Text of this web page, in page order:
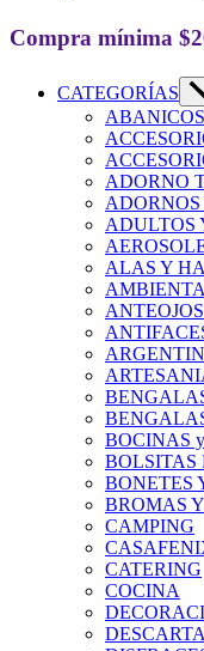
Compra mínima
CATEGORÍAS
ADORNO
ADORNOS
ADULTOS
ALAS Y
BOCINAS
BOLSITAS
BONETES
BROMAS
CAMPING
CATERING
COCINA